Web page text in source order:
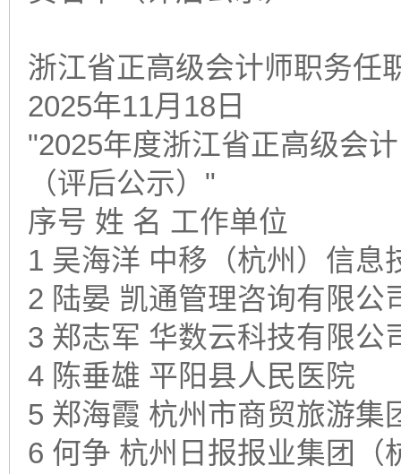
浙江省正高级会计师职务任
2025年11月18日
"2025年度浙江省正高级会
（评后公示）"
序号 姓 名 工作单位
1 吴海洋 中移（杭州）信息
2 陆晏 凯通管理咨询有限公
3 郑志军 华数云科技有限公
4 陈垂雄 平阳县人民医院
5 郑海霞 杭州市商贸旅游集
6 何争 杭州日报报业集团（